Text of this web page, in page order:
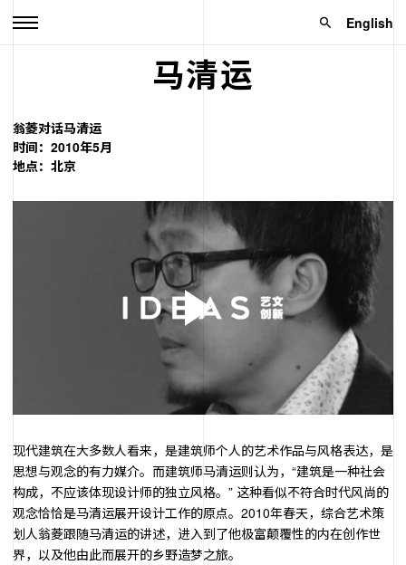
English
马清运
翁菱对话马清运
时间：2010年5月
地点：北京
现代建筑在大多数人看来，是建筑师个人的艺术作品与风格表达，是
思想与观念的有力媒介。而建筑师马清运则认为，“建筑是一种社会
构成，不应该体现设计师的独立风格。” 这种看似不符合时代风尚的
观念恰恰是马清运展开设计工作的原点。2010年春天，综合艺术策
划人翁菱跟随马清运的讲述，进入到了他极富颠覆性的内在创作世
界，以及他由此而展开的乡野造梦之旅。